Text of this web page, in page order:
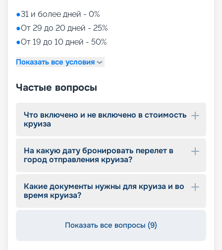
●31 и более дней - 0%
●От 29 до 20 дней - 25%
●От 19 до 10 дней - 50%
Показать все условия
Частые вопросы
Что включено и не включено в стоимость
круиза
На какую дату бронировать перелет в
город отправления круиза?
Какие документы нужны для круиза и во
время круиза?
Показать все вопросы (9)